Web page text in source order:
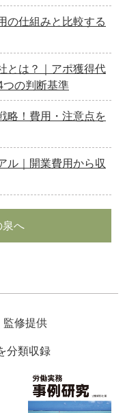
ますか？
の仕組みと比較する
とは？｜アポ獲得代
の判断基準
略！費用・注意点を
ル｜開業費用から収
泉へ
監修提供
分類収録